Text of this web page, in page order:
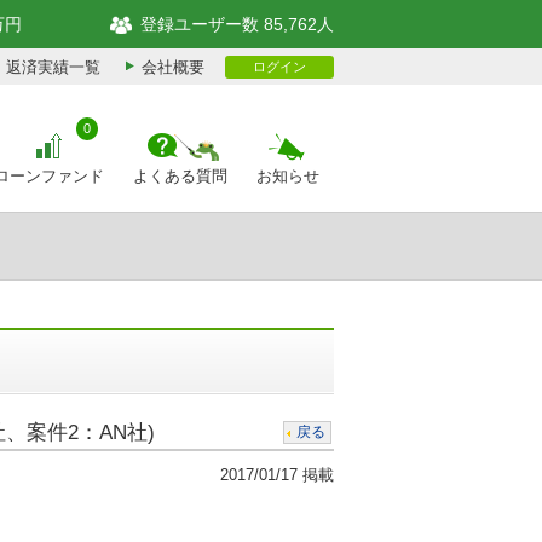
円 登録ユーザー数 85,762人
返済実績一覧 会社概要 ログイン
ーンファンド
0
よくある質問 お知らせ
案件2：AN社) 戻る
2017/01/17 掲載